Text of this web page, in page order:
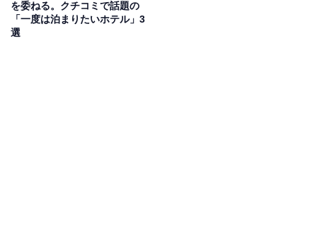
鮮のカルパッチョなど、地元の旬の味覚を活かした品々
を心ゆくまで楽しめます。
を委ねる。クチコミで話題の
「一度は泊まりたいホテル」3
選